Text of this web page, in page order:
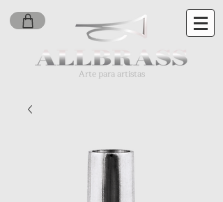
Arte para artistas